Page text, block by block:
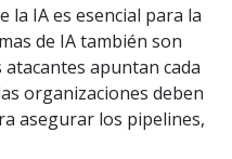
la IA es esencial para la
de IA también son
apuntan cada
organizaciones deben
asegurar los pipelines,